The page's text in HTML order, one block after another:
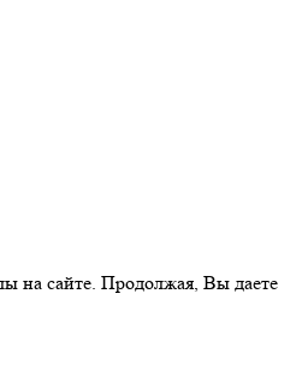
на сайте. Продолжая, Вы даете